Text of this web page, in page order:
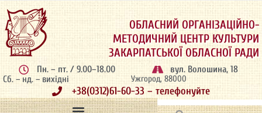
ОБЛАСНИЙ ОРГАНІЗАЦІЙНО-
МЕТОДИЧНИЙ ЦЕНТР КУЛЬТУРИ
ЗАКАРПАТСЬКОЇ ОБЛАСНОЇ РАДИ
Пн. – пт. / 9.00–18.00
Сб. – нд. – вихідні
вул. Волошина, 18
Ужгород, 88000
+38(0312)61-60-33 – телефонуйте